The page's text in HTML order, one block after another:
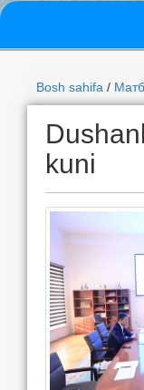
Bosh sahifa /
kuni